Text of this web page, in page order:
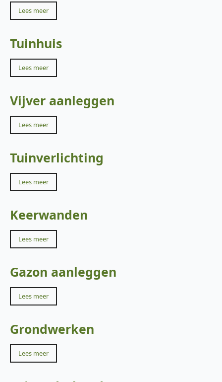
Lees meer
Tuinhuis
Lees meer
Vijver aanleggen
Lees meer
Tuinverlichting
Lees meer
Keerwanden
Lees meer
Gazon aanleggen
Lees meer
Grondwerken
Lees meer